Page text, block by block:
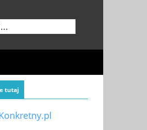
tutaj